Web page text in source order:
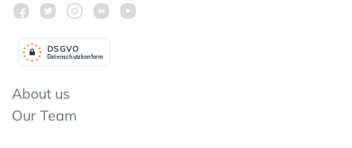
Datenschutzkonform
DSGVO
About us
Our Team